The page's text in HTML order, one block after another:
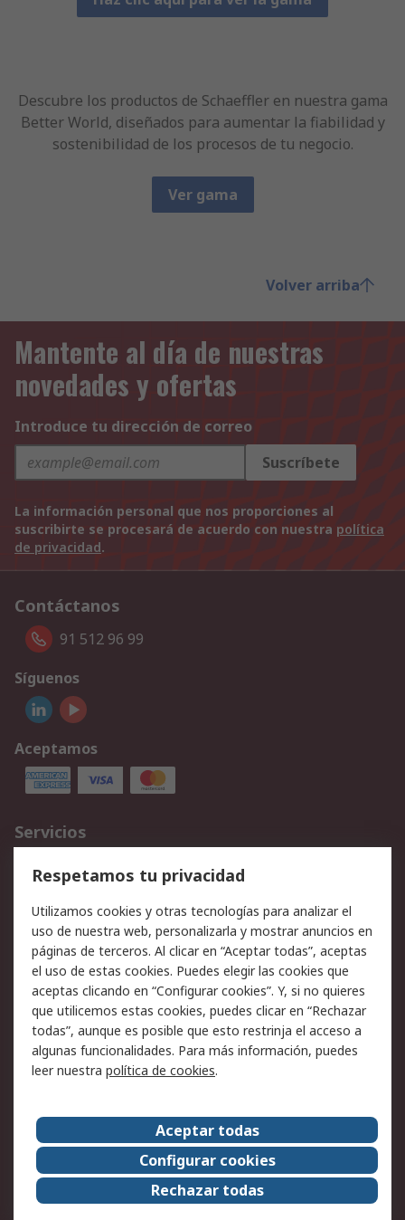
Descubre los productos de Schaeffler en nuestra gama
Better World, diseñados para aumentar la fiabilidad y
sostenibilidad de los procesos de tu negocio.
Ver gama
Volver arriba
Mantente al día de nuestras
novedades y ofertas
Introduce tu dirección de correo
Suscríbete
La información personal que nos proporciones al
suscribirte se procesará de acuerdo con nuestra política
de privacidad.
Contáctanos
91 512 96 99
Síguenos
Aceptamos
Servicios
Cómo realizar pedidos
Devoluciones
Facturación y pago
Ofertas
Soporte técnico
Legal
Aviso legal
Política de privacidad -
Actualizada
Política sobre cookies
Seguridad de emails
Certificaciones de
Condiciones de venta
Acerca de RS
Acerca de RS
RS Group
RS en el mundo
Sala de prensa
Respetamos tu privacidad
Utilizamos cookies y otras tecnologías para analizar el
uso de nuestra web, personalizarla y mostrar anuncios en
páginas de terceros. Al clicar en “Aceptar todas”, aceptas
el uso de estas cookies. Puedes elegir las cookies que
aceptas clicando en “Configurar cookies”. Y, si no quieres
que utilicemos estas cookies, puedes clicar en “Rechazar
todas”, aunque es posible que esto restrinja el acceso a
algunas funcionalidades. Para más información, puedes
leer nuestra política de cookies.
Aceptar todas
Configurar cookies
Rechazar todas